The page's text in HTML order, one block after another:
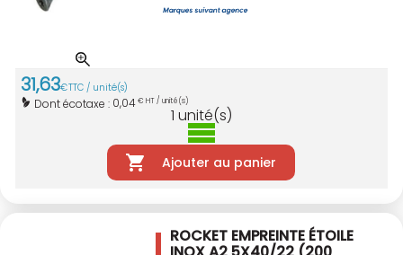
31,63€TTC / unité(s)
Dont écotaxe : 0,04€ HT / unité(s)
1 unité(s)
Ajouter au panier
ROCKET EMPREINTE ÉTOILE